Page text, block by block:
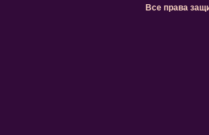
Все права